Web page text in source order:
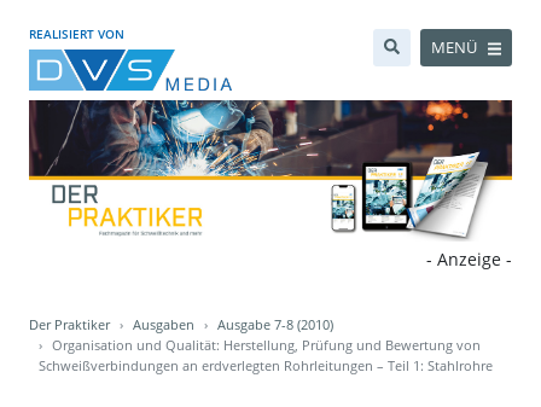
REALISIERT VON
MENÜ
- Anzeige -
Der Praktiker Ausgaben
Ausgabe 7-8 (2010)
Organisation und Qualität: Herstellung, Prüfung und Bewertung von
Schweißverbindungen an erdverlegten Rohrleitungen – Teil 1: Stahlrohre